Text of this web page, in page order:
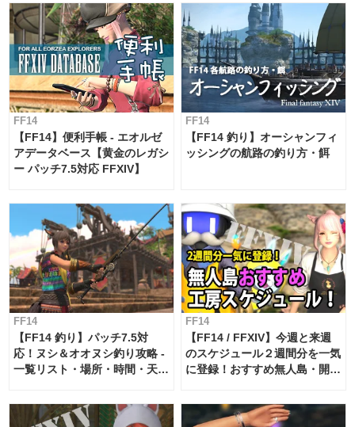
FF14
【FF14】便利手帳 - エオルゼ
アデータベース【黄金のレガシ
ー パッチ7.5対応 FFXIV】
FF14
【FF14 釣り】オーシャンフィ
ッシングの航路の釣り方・餌
FF14
【FF14 釣り】パッチ7.5対
応！ヌシ＆オオヌシ釣り攻略 -
一覧リスト・場所・時間・天
FF14
【FF14 / FFXIV】今週と来週
のスケジュール２週間分を一気
に登録！おすすめ無人島・開拓